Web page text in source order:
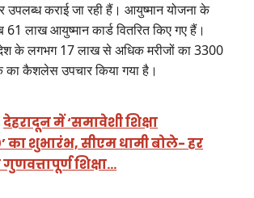
उपलब्ध कराई जा रही हैं। आयुष्मान योजना के
लाख आयुष्मान कार्ड वितरित किए गए हैं।
के लगभग 17 लाख से अधिक मरीजों का 3300
कैशलेस उपचार किया गया है।
देहरादून में ‘समावेशी शिक्षा
का शुभारंभ, सीएम धामी बोले- हर
शिक्षा…